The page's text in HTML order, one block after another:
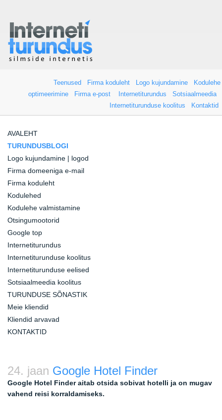
Teenused Firma koduleht Logo kujundamine
Kodulehe
optimeerimine
Firma e-post Internetiturundus
Sotsiaalmeedia
Internetiturunduse koolitus
Kontaktid
AVALEHT
TURUNDUSBLOGI
Logo kujundamine | logod
Firma domeeniga e-mail
Firma koduleht
Kodulehed
Kodulehe valmistamine
Otsingumootorid
Google top
Internetiturundus
Internetiturunduse koolitus
Internetiturunduse eelised
Sotsiaalmeedia koolitus
TURUNDUSE SÕNASTIK
Meie kliendid
Kliendid arvavad
KONTAKTID
24. jaan Google Hotel Finder
Google Hotel Finder aitab otsida sobivat hotelli ja on mugav
vahend reisi korraldamiseks.